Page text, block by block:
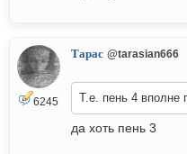
6245
Тарас @tarasian666
Т.е. пень 4 вполне
да хоть пень 3